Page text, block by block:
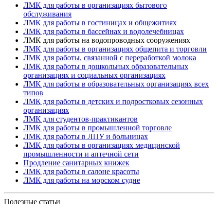
ЛМК для работы в организациях бытового
обслуживания
ЛМК для работы в гостиницах и общежитиях
ЛМК для работы в бассейнах и водолечебницах
ЛМК для работы на водопроводных сооружениях
ЛМК для работы в организациях общепита и торговли
ЛМК для работы, связанной с переработкой молока
ЛМК для работы в дошкольных образовательных
организациях и социальных организациях
ЛМК для работы в образовательных организациях всех
типов
ЛМК для работы в детских и подростковых сезонных
организациях
ЛМК для студентов-практикантов
ЛМК для работы в промышленной торговле
ЛМК для работы в ЛПУ и больницах
ЛМК для работы в организациях медицинской
промышленности и аптечной сети
Продление санитарных книжек
ЛМК для работы в салоне красоты
ЛМК для работы на морском судне
Полезные статьи